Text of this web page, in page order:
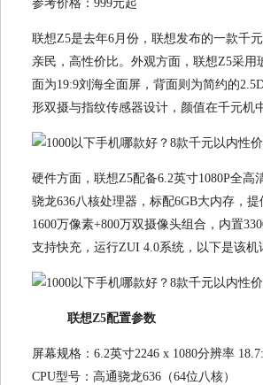
参考价格：999元起
联想Z5是去年6月份，联想发布的一款千
亲民，高性价比。外观方面，联想Z5采用
面为19:9刘海全面屏，背面则为简约的
形双摄与指纹传感器设计，颜值在千元机
硬件方面，联想Z5配备6.2英寸1080P全高
骁龙636八核处理器，标配6GB大内存，
1600万像素+800万双摄像头组合，内置
支持快充，运行ZUI 4.0系统，以下是该机
联想Z5配置参数
屏幕规格：6.2英寸2246 x 1080分辨率
CPU型号：高通骁龙636（64位八核）